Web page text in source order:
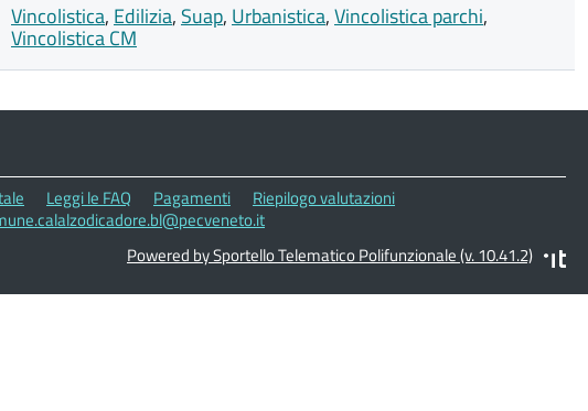
Vincolistica, Edilizia, Suap, Urbanistica,Vincolistica parchi,
Vincolistica CM
Leggi le FAQ Pagamenti
Riepilogo valutazioni
Powered by Sportello Telematico Polifunzionale (v. 10.41.2)